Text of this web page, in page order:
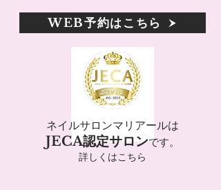
WEB予約はこちら
ネイルサロンマリアールは
JECA認定サロンです。
詳しくはこちら